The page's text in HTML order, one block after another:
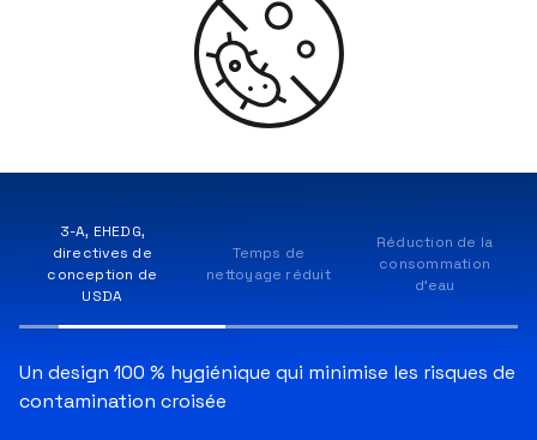
3-A, EHEDG,
directives de
conception de
USDA
Temps de
nettoyage réduit
Réduction de la
consommation
d'eau
Un design 100 % hygiénique qui minimise les risques de
contamination croisée